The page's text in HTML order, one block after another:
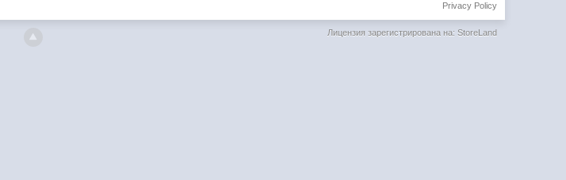
Privacy Policy
Лицензия зарегистрирована на: StoreLand